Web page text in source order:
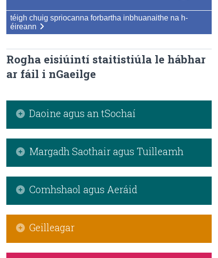
téigh chuig spriocanna forbartha inbhuanaithe na h-
éireann
Rogha eisiúintí staitistiúla le hábhar
ar fáil i nGaeilge
Daoine agus an tSochaí
Daonra
Oideachas
Breitheanna, Básanna agus Póstaí
Coiriúlacht, Dlí agus Ceart
Dálaí Sóisialta
Sláinte
An tSochaí Faisnéise
Margadh Saothair agus Tuilleamh
Margadh Saothair
Tuilleamh
Comhshaol agus Aeráid
Comhshaol
Aeráid
Geilleagar
Cuntais Idirnáisiúnta